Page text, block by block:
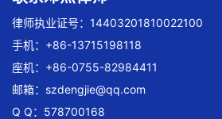
律师执业证号：14403201810022100
手机：+86-13715198118
座机：+86-0755-82984411
邮箱： szdengjie@qq.com
Q Q：578700168